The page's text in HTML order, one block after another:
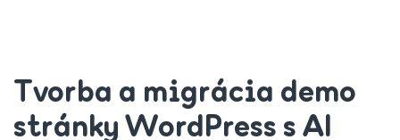
Tvorba a migrácia demo
stránky WordPress s AI